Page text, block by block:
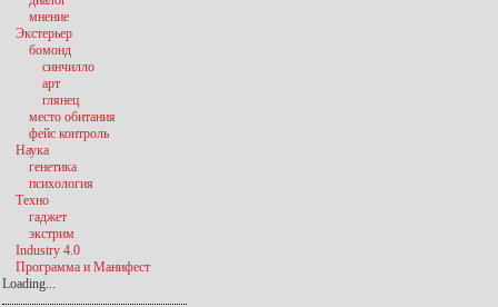
мнение
Экстерьер
бомонд
синчилло
арт
глянец
место обитания
фейс контроль
Наука
генетика
психология
Техно
гаджет
экстрим
Industry 4.0
Программа и Манифест
Loading...